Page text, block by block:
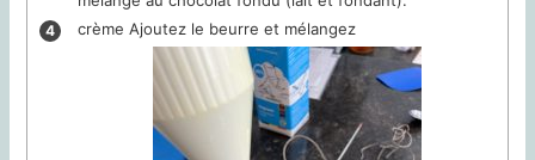
crème Ajoutez le beurre et mélangez